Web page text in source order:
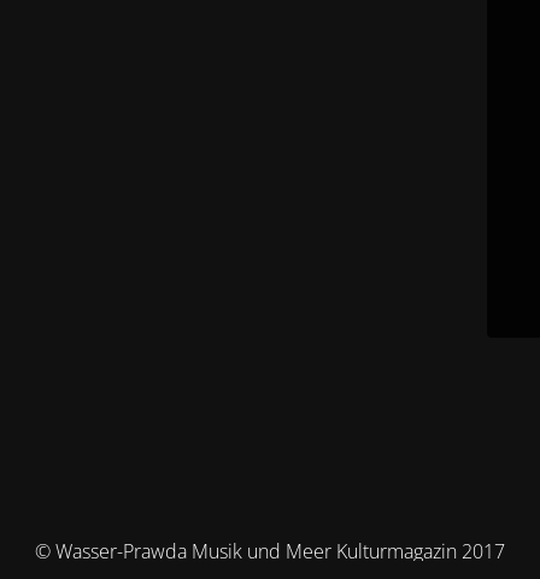
© Wasser-Prawda Musik und Meer Kulturmagazin 2017